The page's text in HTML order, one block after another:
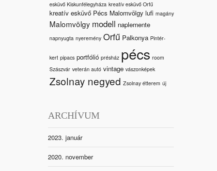
esküvő Kiskunfélegyháza kreatív esküvő Orfű
kreatív esküvő Pécs Malomvölgy lufi magány
Malomvölgy modell naplemente
napnyugta nyeremény Orfű Palkonya Pintér-
kert pipacs portfólió présház pécs room
Szászvár veterán autó vintage vászonképek
Zsolnay negyed Zsolnay étterem új
ARCHÍVUM
2023. január
2020. november